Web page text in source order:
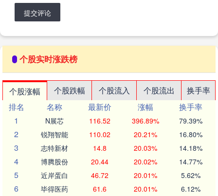
提交评论
个股实时涨跌榜
个股涨幅 个股跌幅 个股流入 个股流出
换手率
排名
名称 最新价 涨幅
换手率
1
N展芯 116.52 396.89% 79.39%
2 锐翔智能 110.02 20.21% 16.80%
3 志特新材 14.8 20.03% 14.18%
4 博腾股份 20.44 20.02% 14.77%
5 近岸蛋白 46.72 20.01% 5.62%
6 毕得医药 61.6 20.01% 6.12%